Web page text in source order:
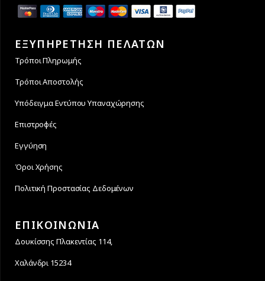
ΕΞΥΠΗΡΕΤΗΣΗ ΠΕΛΑΤΩΝ
Τρόποι Πληρωμής
Τρόποι Αποστολής
Υπόδειγμα Εντύπου Υπαναχώρησης
Επιστροφές
Εγγύηση
Όροι Χρήσης
Πολιτική Προστασίας Δεδομένων
ΕΠΙΚΟΙΝΩΝΙΑ
Δουκίσσης Πλακεντίας 114,
Χαλάνδρι 15234